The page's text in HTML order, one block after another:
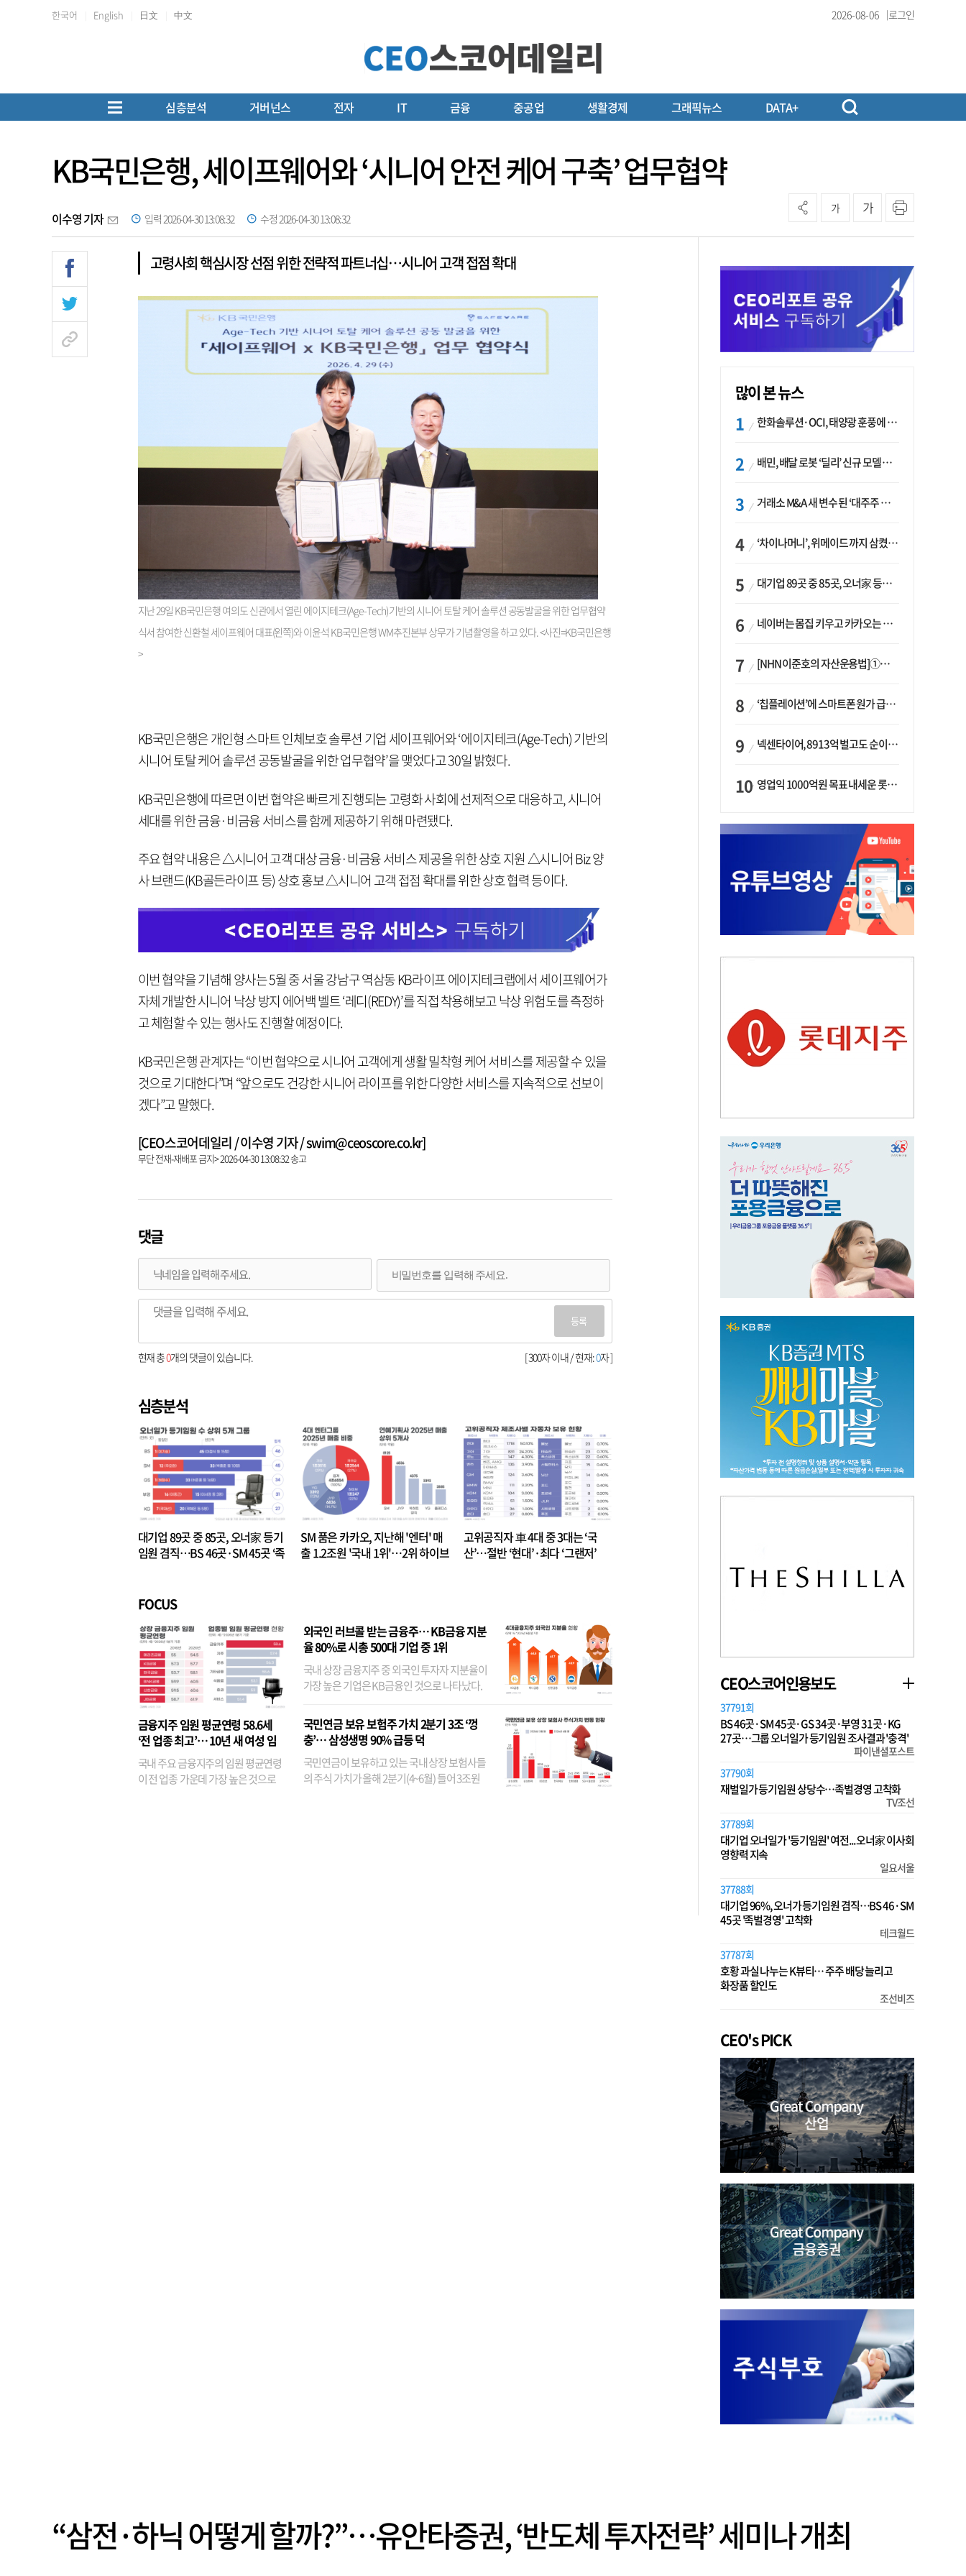
한국어 English 日文 中文 2026-08-06 로그인
심층분석 거버넌스 전자 IT 금융 중공업 생활경제 그래픽뉴스 DATA+
KB국민은행, 세이프웨어와 ‘시니어 안전 케어 구축’ 업무협약
이수영 기자 입력 2026-04-30 13:08:32 수정 2026-04-30 13:08:32
가 가
고령사회 핵심시장 선점 위한 전략적 파트너십…시니어 고객 접점 확대
지난 29일 KB국민은행 여의도 신관에서 열린 에이지테크(Age-Tech) 기반의 시니어 토탈 케어 솔루션 공동발굴을 위한 업무협약
식서 참여한 신환철 세이프웨어 대표(왼쪽)와 이윤석 KB국민은행 WM추진본부 상무가 기념촬영을 하고 있다. <사진=KB국민은행
>
KB국민은행은 개인형 스마트 인체보호 솔루션 기업 세이프웨어와 ‘에이지테크(Age-Tech) 기반의
시니어 토탈 케어 솔루션 공동발굴을 위한 업무협약’을 맺었다고 30일 밝혔다.
KB국민은행에 따르면 이번 협약은 빠르게 진행되는 고령화 사회에 선제적으로 대응하고, 시니어
세대를 위한 금융·비금융 서비스를 함께 제공하기 위해 마련됐다.
주요 협약 내용은 △시니어 고객 대상 금융·비금융 서비스 제공을 위한 상호 지원 △시니어 Biz 양
사 브랜드(KB골든라이프 등) 상호 홍보 △시니어 고객 접점 확대를 위한 상호 협력 등이다.
이번 협약을 기념해 양사는 5월 중 서울 강남구 역삼동 KB라이프 에이지테크랩에서 세이프웨어가
자체 개발한 시니어 낙상 방지 에어백 벨트 ‘레디(REDY)’를 직접 착용해보고 낙상 위험도를 측정하
고 체험할 수 있는 행사도 진행할 예정이다.
KB국민은행 관계자는 “이번 협약으로 시니어 고객에게 생활 밀착형 케어 서비스를 제공할 수 있을
것으로 기대한다”며 “앞으로도 건강한 시니어 라이프를 위한 다양한 서비스를 지속적으로 선보이
겠다”고 말했다.
[CEO스코어데일리 / 이수영 기자 / swim@ceoscore.co.kr]
무단 전재-재배포 금지> 2026-04-30 13:08:32 송고
댓글
등록
[ 300자 이내 / 현재:0자 ]
현재 총0개의 댓글이 있습니다.
심층분석
대기업 89곳 중 85곳, 오너家 등기
임원 겸직…BS 46곳·SM 45곳 ‘족
SM 품은 카카오, 지난해 '엔터' 매
출 1.2조원 '국내 1위'…2위 하이브
고위공직자 車 4대 중 3대는 ‘국
산’…절반 ‘현대’·최다 ‘그랜저’
FOCUS
금융지주 임원 평균연령 58.6세
‘전 업종 최고’… 10년 새 여성 임
원은 14배 껑충
국내 주요 금융지주의 임원 평균연령
이 전 업종 가운데 가장 높은 것으로
외국인 러브콜 받는 금융주… KB금융 지분
율 80%로 시총 500대 기업 중 1위
국내 상장 금융지주 중 외국인 투자자 지분율이
가장 높은 기업은 KB금융인 것으로 나타났다.
융이었다. 특히 KB금융은 지난달 말 기준 해외
기관투자자 지분율이...
국민연금 보유 보험주 가치 2분기 3조 ‘껑
충’… 삼성생명 90% 급등 덕
국민연금이 보유하고 있는 국내 상장 보험사들
의 주식 가치가 올해 2분기(4~6월) 들어 3조원
많이 본 뉴스
한화솔루션·OCI, 태양광 훈풍에 실적 개선…美 ‘섹션232’ 최대 변수
배민, 배달 로봇 ‘딜리’ 신규 모델 B마트 현장 투입
거래소 M&A 새 변수 된 ‘대주주 심사’…네이버·두나무 결합도 영향권
‘차이나머니’, 위메이드 까지 삼켰다… K콘텐츠, 글로벌 확장에도 中 투자 ‘경계령’
대기업 89곳 중 85곳, 오너家 등기임원 겸직…BS 46곳·SM 45곳 ‘족벌경영’ 고착화
네이버는 몸집 키우고 카카오는 줄였다…‘역대급 실적’에 성장전략은 ‘극과 극’
[NHN 이준호의 자산운용법]①이니시오·JLC ‘부동산’-JLC파트너스 ‘투자’…“부동산 담보대출로 투자재원 확보”
‘칩플레이션’에 스마트폰 원가 급등…삼성전자, ‘엑시노스’ 채택 확대하나
넥센타이어, 8913억 벌고도 순이익 2억…유럽 세부담에 이익 증발
영업익 1000억원 목표 내세운 롯데마트…하반기 ‘오카도’ 시험대
CEO스코어인용보도
37791회
BS 46곳·SM 45곳·GS 34곳·부영 31곳·KG
27곳…그룹 오너일가 등기임원 조사결과 '충격'
파이낸셜포스트
37790회
재벌일가 등기임원 상당수…족벌경영 고착화
TV조선
37789회
대기업 오너일가 '등기임원' 여전... 오너家 이사회
영향력 지속
일요서울
37788회
대기업 96%, 오너가 등기임원 겸직…BS 46·SM
45곳 '족벌경영' 고착화
테크월드
37787회
호황 과실 나누는 K뷰티… 주주 배당 늘리고
화장품 할인도
조선비즈
CEO's PICK
“삼전·하닉 어떻게 할까?”…유안타증권, ‘반도체 투자전략’ 세미나 개최